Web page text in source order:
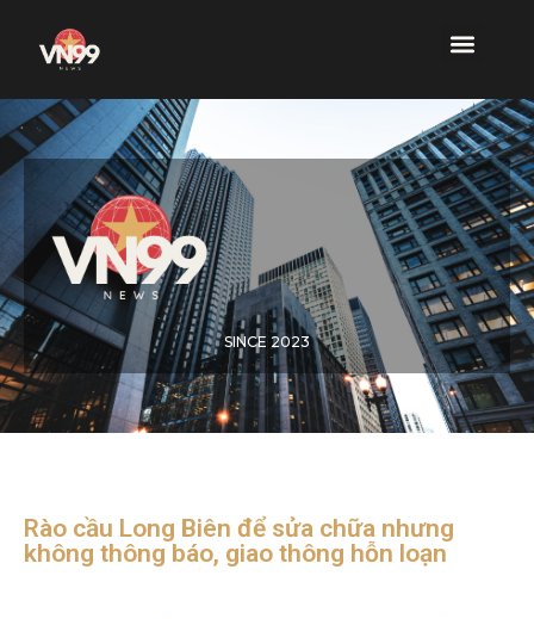
SINCE 2023
Rào cầu Long Biên để sửa chữa nhưng
không thông báo, giao thông hỗn loạn